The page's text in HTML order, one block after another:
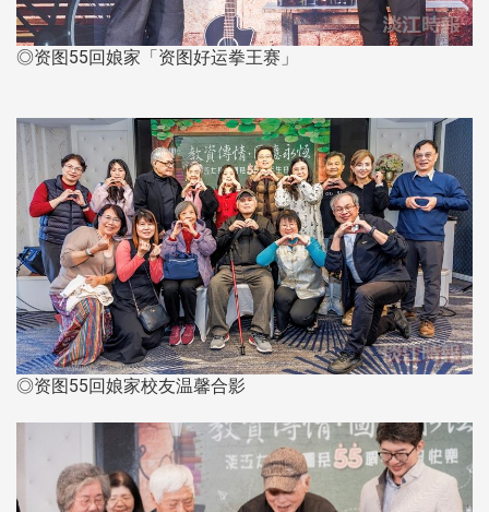
◎资图55回娘家「资图好运拳王赛」
◎资图55回娘家校友温馨合影